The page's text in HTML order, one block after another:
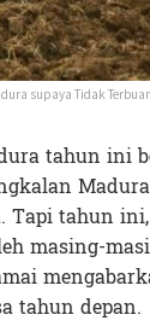
supaya Tidak
tahun ini
Tapi tahun
masing-
tahun depan.